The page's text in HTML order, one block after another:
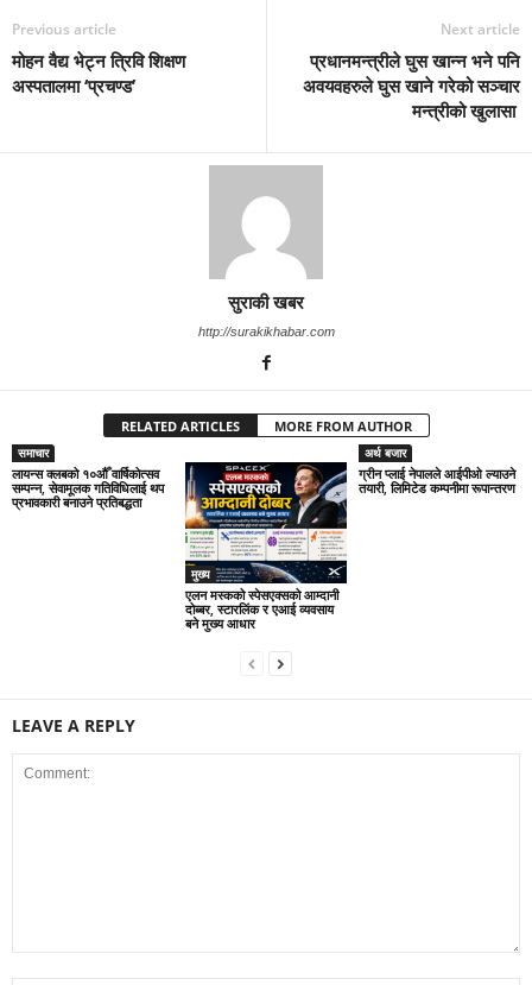
Previous article
मोहन वैद्य भेट्न त्रिवि शिक्षण
अस्पतालमा ‘प्रचण्ड’
Next article
प्रधानमन्त्रीले घुस खान्न भने पनि
अवयवहरुले घुस खाने गरेको सञ्चार
मन्त्रीको खुलासा
सुराकी खबर
http://surakikhabar.com
RELATED ARTICLES MORE FROM AUTHOR
समाचार
लायन्स क्लबको १०औँ वार्षिकोत्सव
सम्पन्न, सेवामूलक गतिविधिलाई थप
प्रभावकारी बनाउने प्रतिबद्धता
मुख्य
एलन मस्कको स्पेसएक्सको आम्दानी
दोब्बर, स्टारलिंक र एआई व्यवसाय
बने मुख्य आधार
अर्थ बजार
ग्रीन प्लाई नेपालले आईपीओ ल्याउने
तयारी, लिमिटेड कम्पनीमा रूपान्तरण
LEAVE A REPLY